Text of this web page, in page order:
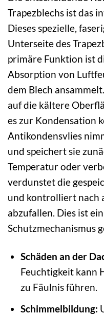
Trapezblechs ist das
Dieses spezielle,
Unterseite des
primäre Funktion ist
Absorption von
dem Blech
auf die kältere
es zur Kondensation
Antikondensvlies
und speichert sie
Temperatur oder
verdunstet die
und kontrolliert nach
abzufallen. Dies ist
Schutzmechanismus
Schäden an der
Feuchtigkeit kann
zu Fäulnis führen.
Schimmelbildung: